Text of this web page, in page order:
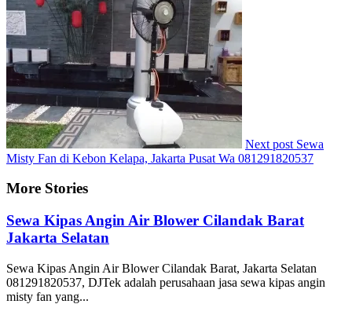
Next post Sewa
Misty Fan di Kebon Kelapa, Jakarta Pusat Wa 081291820537
More Stories
Sewa Kipas Angin Air Blower Cilandak Barat
Jakarta Selatan
Sewa Kipas Angin Air Blower Cilandak Barat, Jakarta Selatan
081291820537, DJTek adalah perusahaan jasa sewa kipas angin
misty fan yang...